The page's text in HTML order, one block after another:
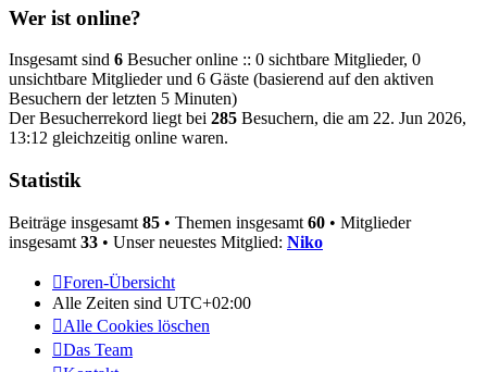
Wer ist online?
Insgesamt sind 6 Besucher online :: 0 sichtbare Mitglieder, 0
unsichtbare Mitglieder und 6 Gäste (basierend auf den aktiven
Besuchern der letzten 5 Minuten)
Der Besucherrekord liegt bei 285 Besuchern, die am 22. Jun 2026,
13:12 gleichzeitig online waren.
Statistik
Beiträge insgesamt 85 • Themen insgesamt 60 • Mitglieder
insgesamt 33 • Unser neuestes Mitglied: Niko
Foren-Übersicht
Alle Zeiten sind UTC+02:00
Alle Cookies löschen
Das Team